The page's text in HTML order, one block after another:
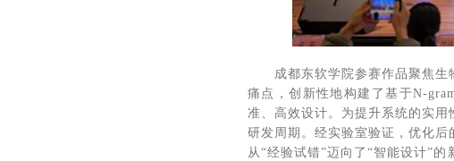
成都东软学院参赛作品聚焦
痛点，创新性地构建了基于N-
准、高效设计。为提升系统的实
研发周期。经实验室验证，优化
从“经验试错”迈向了“智能设计”